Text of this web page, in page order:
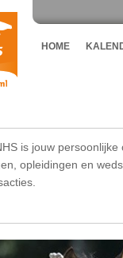
HOME
is jouw
opleidingen en